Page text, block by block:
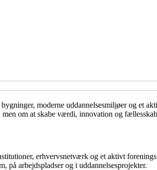
moderne uddannelsesmiljøer og et
om at skabe værdi, innovation og
erhvervsnetværk og et aktivt
på arbejdspladser og i uddannelsesprojekter.